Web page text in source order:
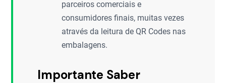
parceiros comerciais e
consumidores finais, muitas vezes
através da leitura de QR Codes nas
embalagens.
Importante Saber